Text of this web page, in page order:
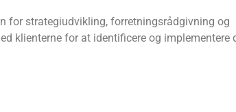
for strategiudvikling, forretningsrådgivning og
klienterne for at identificere og implementere